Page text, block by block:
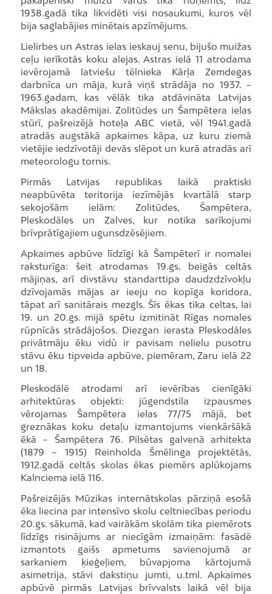
1938.gadā tika likvidēti visi nosaukumi, kuros vēl
bija saglabājies minētais apzīmējums.
Lielirbes un Astras ielas ieskauj senu, bijušo muižas
ceļu ierīkotās koku alejas. Astras ielā 11 atrodama
ievērojamā latviešu tēlnieka Kārļa Zemdegas
darbnīca un māja, kurā viņš strādāja no 1937. −
1963.gadam, kas vēlāk tika atdāvināta Latvijas
Mākslas akadēmijai. Zolitūdes un Šampētera ielas
stūrī, pašreizējā hoteļa ABC vietā, vēl 1941.gadā
atradās augstākā apkaimes kāpa, uz kuru ziemā
vietējie iedzīvotāji devās slēpot un kurā atradās arī
meteorologu tornis.
Pirmās Latvijas republikas laikā praktiski
neapbūvēta teritorija iezīmējās kvartālā starp
sekojošām ielām: Zolitūdes, Šampētera,
Pleskodāles un Zalves, kur notika sarīkojumi
brīvprātīgajiem ugunsdzēsējiem.
Apkaimes apbūve līdzīgi kā Šampēterī ir nomalei
raksturīga: šeit atrodamas 19.gs. beigās celtās
mājiņas, arī divstāvu standarttipa daudzdzīvokļu
dzīvojamās mājas ar ieeju no kopīga koridora,
tāpat arī sanitārais mezgls. Šīs ēkas tika celtas, lai
19. un 20.gs. mijā spētu izmitināt Rīgas nomales
rūpnīcās strādājošos. Diezgan ierasta Pleskodāles
privātmāju ēku vidū ir pavisam nelielu pusotru
stāvu ēku tipveida apbūve, piemēram, Zaru ielā 22
un 18.
Pleskodālē atrodami arī ievērības cienīgāki
arhitektūras objekti: jūgendstila izpausmes
vērojamas Šampētera ielas 77/75 mājā, bet
greznākas koku detaļu izmantojums vienkāršākā
ēkā – Šampētera 76. Pilsētas galvenā arhitekta
(1879 − 1915) Reinholda Šmēlinga projektētās,
1912.gadā celtās skolas ēkas piemērs aplūkojams
Kalnciema ielā 116.
Pašreizējās Mūzikas internātskolas pārziņā esošā
ēka liecina par intensīvo skolu celtniecības periodu
20.gs. sākumā, kad vairākām skolām tika piemērots
līdzīgs risinājums ar niecīgām izmaiņām: fasādē
izmantots gaišs apmetums savienojumā ar
sarkaniem ķieģeļiem, būvapjoma kārtojumā
asimetrija, stāvi dakstiņu jumti, u.tml. Apkaimes
apbūvē pirmās Latvijas brīvvalsts laikā vēl bija